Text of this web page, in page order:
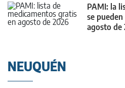
PAMI: la
se
agosto de
NEUQUÉN